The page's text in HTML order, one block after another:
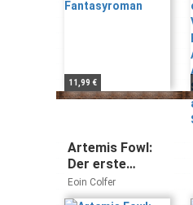
11,99 €
Artemis Fowl:
Der erste
Roman |
Mitreißende
Eoin Colfer